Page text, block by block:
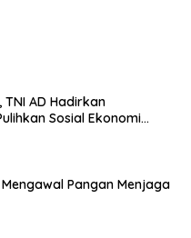
TNI AD Hadirkan
Sosial Ekonomi
Pangan Menjaga